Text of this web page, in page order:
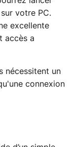
votre PC.
excellente
accès a
nécessitent un
connexion